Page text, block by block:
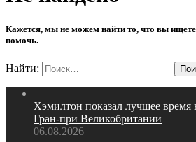
Кажется, мы не можем найти то, что вы
помочь.
Найти:
Хэмилтон показал лучшее время
Гран‑при Великобритании
06.08.2026